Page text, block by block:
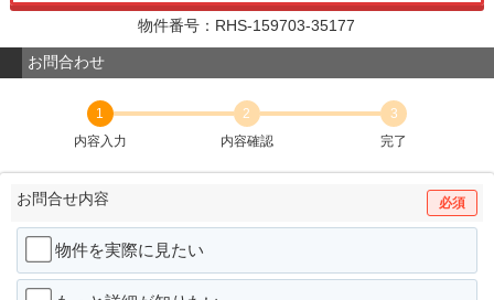
物件番号：RHS-159703-35177
お問合わせ
1
内容入力
2
内容確認
3
完了
お問合せ内容 必須
物件を実際に見たい